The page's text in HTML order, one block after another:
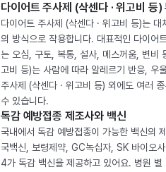
다이어트 주사제 (삭센다 · 위고비 등)
다이어트 주사제 (삭센다 · 위고비 등)는
의 방식으로 작용합니다. 대표적인 다이어
는 오심, 구토, 복통, 설사, 메스꺼움, 변비
고비 등)는 사람에 따라 알레르기 반응, 우
주사제 (삭센다 · 위고비 등) 외에도 여러
수 있습니다.
독감 예방접종 제조사와 백신
국내에서 독감 예방접종이 가능한 백신의
국백신, 보령제약, GC녹십자, SK 바이오
4가 독감 백신을 제공하고 있어요. 병원